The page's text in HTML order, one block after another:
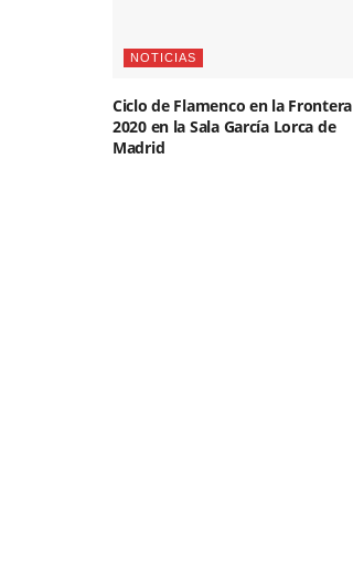
NOTICIAS
Ciclo de Flamenco en la Frontera
2020 en la Sala García Lorca de
Madrid